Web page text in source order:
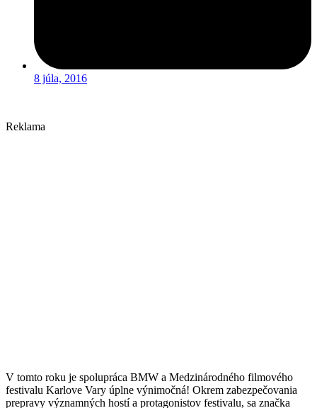
8 júla, 2016
Reklama
V tomto roku je spolupráca BMW a Medzinárodného filmového
festivalu Karlove Vary úplne výnimočná! Okrem zabezpečovania
prepravy významných hostí a protagonistov festivalu, sa značka